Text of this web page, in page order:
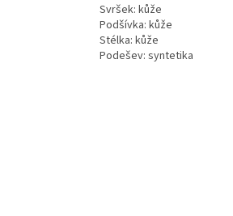
Svršek: kůže
Podšívka: kůže
Stélka: kůže
Podešev: syntetika